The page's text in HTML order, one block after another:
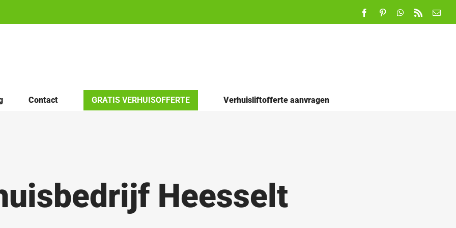
FacebookPinterestWhatsApp
Rss
E-
Contact GRATIS VERHUISOFFERTE Verhuisliftofferte aanvragen
Heesselt